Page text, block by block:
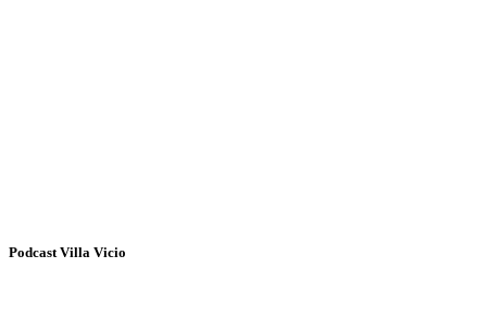
Podcast Villa Vicio